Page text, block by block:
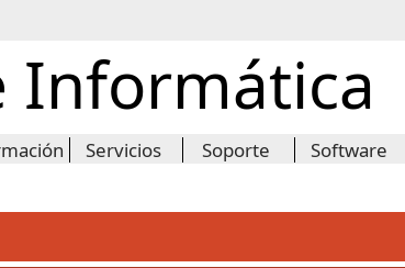
Informática
Servicios Soporte Software